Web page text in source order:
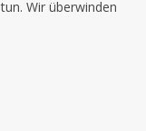
Wir überwinden